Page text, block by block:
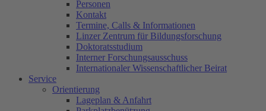
Personen
Kontakt
Termine, Calls & Informationen
Linzer Zentrum für Bildungsforschung
Doktoratsstudium
Interner Forschungsausschuss
Internationaler Wissenschaftlicher Beirat
Service
Orientierung
Lageplan & Anfahrt